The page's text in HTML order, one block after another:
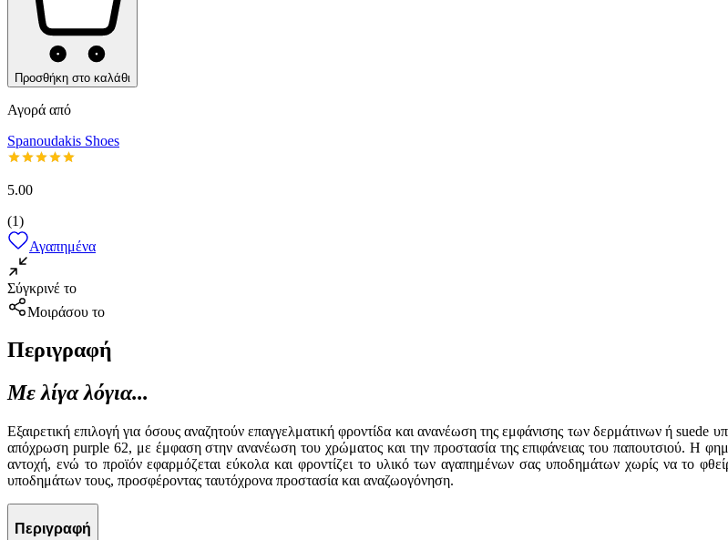
Προσθήκη στο καλάθι
Αγορά από
Spanoudakis Shoes
5.00
(1)
Αγαπημένα
Σύγκρινέ το
Μοιράσου το
Περιγραφή
Με λίγα λόγια...
Εξαιρετική επιλογή για όσους αναζητούν επαγγελματική φροντίδα και ανανέωση της εμφάνισης των δερμάτινων ή
απόχρωση purple 62, με έμφαση στην ανανέωση του χρώματος και την προστασία της επιφάνειας του παπουτσιού. Η
αντοχή, ενώ το προϊόν εφαρμόζεται εύκολα και φροντίζει το υλικό των αγαπημένων σας υποδημάτων χωρίς να το
υποδημάτων τους, προσφέροντας ταυτόχρονα προστασία και αναζωογόνηση.
Περιγραφή